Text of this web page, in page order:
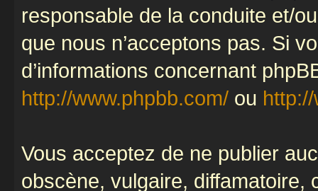
responsable de la conduite et/
que nous n’acceptons pas. Si
d’informations concernant
http://www.phpbb.com/ ou
Vous acceptez de ne publier
obscène, vulgaire, diffamatoire,